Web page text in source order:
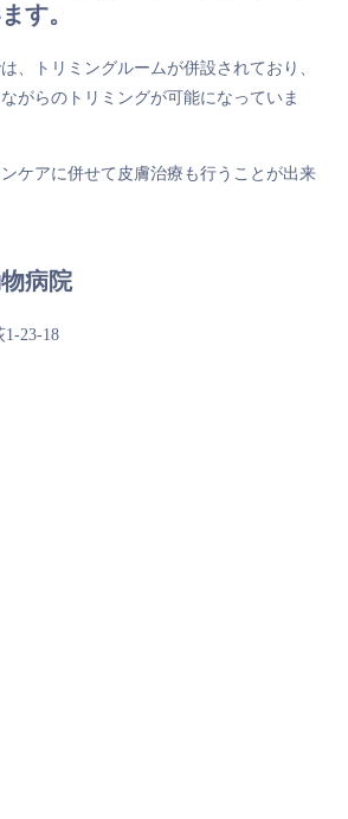
す。
、トリミングルームが併設されており、
がらのトリミングが可能になっていま
ケアに併せて皮膚治療も行うことが出来
病院
23-18